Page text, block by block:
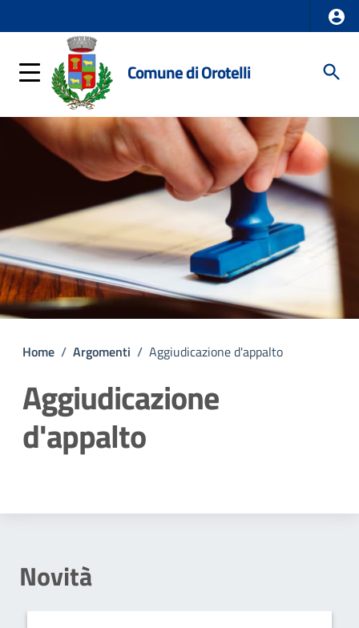
Comune di Orotelli
Home / Argomenti / Aggiudicazione d'appalto
Aggiudicazione
d'appalto
Novità